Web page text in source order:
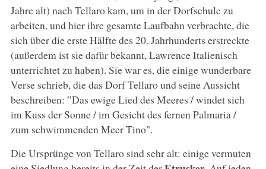
Jahre alt) nach Tellaro kam, um in der Dorfschule zu
arbeiten, und hier ihre gesamte Laufbahn verbrachte, die
sich über die erste Hälfte des 20. Jahrhunderts erstreckte
(außerdem ist sie dafür bekannt, Lawrence Italienisch
unterrichtet zu haben). Sie war es, die einige wunderbare
Verse schrieb, die das Dorf Tellaro und seine Aussicht
beschreiben: ”Das ewige Lied des Meeres / windet sich
im Kuss der Sonne / im Gesicht des fernen Palmaria /
zum schwimmenden Meer Tino".
Die Ursprünge von Tellaro sind sehr alt: einige vermuten